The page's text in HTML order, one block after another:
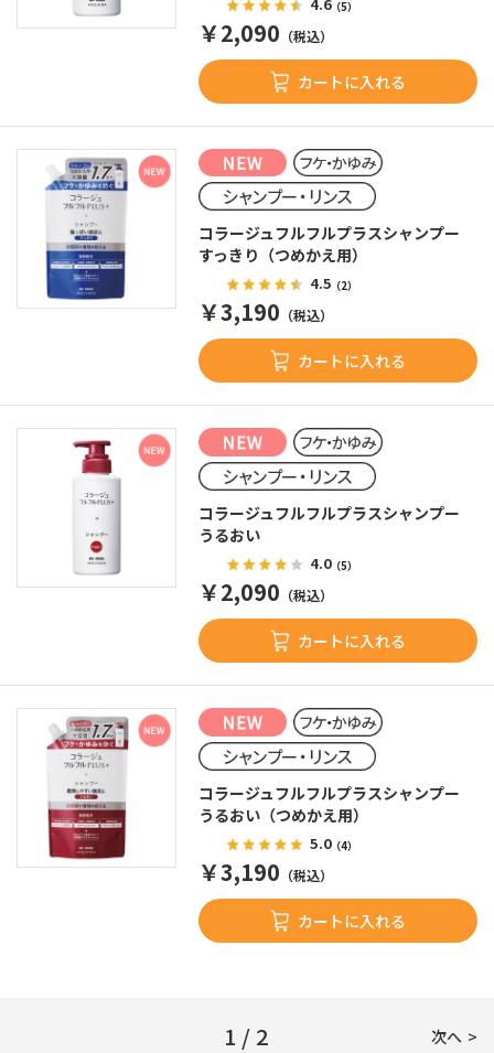
（5）
￥2,090 （税込）
カートに入れる
コラージュフルフルプラスシャンプー
すっきり（つめかえ用）
4.5（2）
￥3,190 （税込）
カートに入れる
コラージュフルフルプラスシャンプー
うるおい
4.0（5）
￥2,090 （税込）
カートに入れる
コラージュフルフルプラスシャンプー
うるおい（つめかえ用）
5.0（4）
￥3,190 （税込）
カートに入れる
1 / 2 次へ